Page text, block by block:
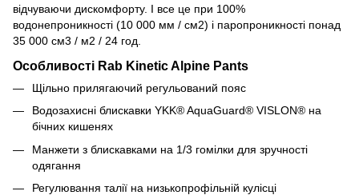
відчуваючи дискомфорту. І все це при 100%
водонепроникності (10 000 мм / см2) і паропроникності понад
35 000 см3 / м2 / 24 год.
Особливості Rab Kinetic Alpine Pants
Щільно прилягаючий регульований пояс
Водозахисні блискавки YKK® AquaGuard® VISLON® на
бічних кишенях
Манжети з блискавками на 1/3 гомілки для зручності
одягання
Регулювання талії на низькопрофільній кулісці